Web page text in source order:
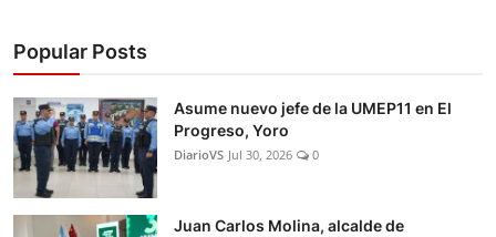
Popular Posts
Asume nuevo jefe de la UMEP11 en El
Progreso, Yoro
DiarioVS Jul 30, 2026 0
Juan Carlos Molina, alcalde de